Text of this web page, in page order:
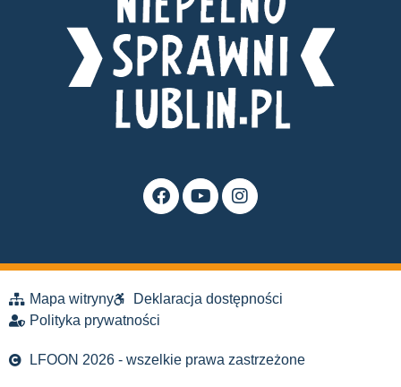
Mapa witryny
Deklaracja dostępności
Polityka prywatności
LFOON 2026 - wszelkie prawa zastrzeżone